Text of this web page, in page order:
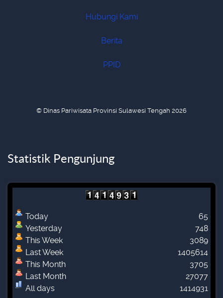
Hubungi Kami
Berita
PPID
© Dinas Pariwisata Provinsi Sulawesi Tengah 2026
Statistik Pengunjung
Today
Yesterday
This Week
Last Week
This Month
Last Month
All days
65
748
3089
1405614
3705
27077
1414931